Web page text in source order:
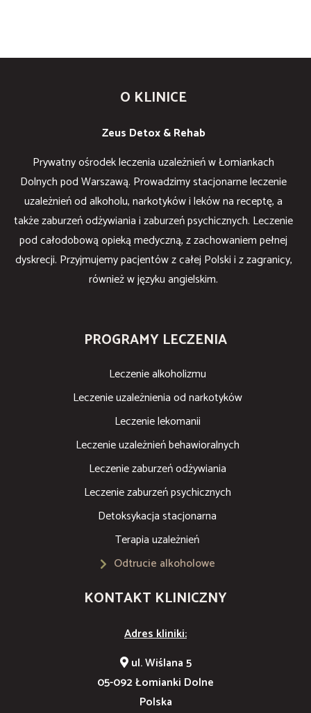
O KLINICE
Zeus Detox & Rehab
Prywatny ośrodek leczenia uzależnień w Łomiankach
Dolnych pod Warszawą. Prowadzimy stacjonarne leczenie
uzależnień od alkoholu, narkotyków i leków na receptę, a
także zaburzeń odżywiania i zaburzeń psychicznych. Leczenie
pod całodobową opieką medyczną, z zachowaniem pełnej
dyskrecji. Przyjmujemy pacjentów z całej Polski i z zagranicy,
również w języku angielskim.
PROGRAMY LECZENIA
Leczenie alkoholizmu
Leczenie uzależnienia od narkotyków
Leczenie lekomanii
Leczenie uzależnień behawioralnych
Leczenie zaburzeń odżywiania
Leczenie zaburzeń psychicznych
Detoksykacja stacjonarna
Terapia uzależnień
Odtrucie alkoholowe
KONTAKT KLINICZNY
Adres kliniki:
ul. Wiślana 5
05-092 Łomianki Dolne
Polska